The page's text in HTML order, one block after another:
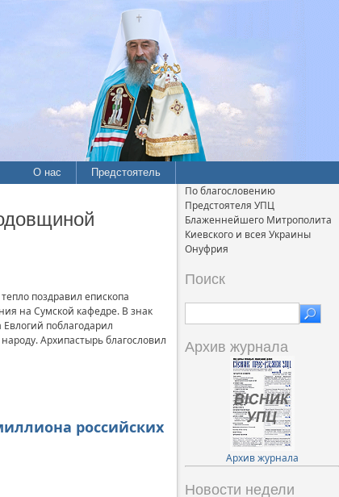
О нас Предстоятель
поздравил епископа
на Сумской кафедре. В знак
поблагодарил
Архипастырь благословил
российских
По благословению
Предстоятеля УПЦ
Блаженнейшего Митрополита
Киевского и всея Украины
Онуфрия
Поиск
Архив журнала
Архив журнала
Новости недели